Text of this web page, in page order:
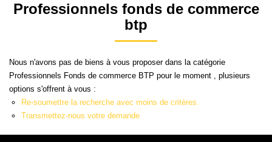
GESTION
MISE EN VENTE
NOTRE AGENCE
Qui Sommes Nous
Type de bien
Créer une alerte
Professionnels fonds de commerce
btp
Nous n'avons pas de biens à vous proposer dans la catégorie
Professionnels Fonds de commerce BTP pour le moment , plusieurs
options s'offrent à vous :
Re-soumettre la recherche avec moins de critères.
Transmettez-nous votre demande